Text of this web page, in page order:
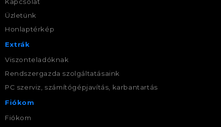
Üzletünk
Honlaptérkép
Extrák
Viszonteladóknak
Rendszergazda szolgáltatásaink
PC szerviz, számítógépjavítás, karbantartás
Fiókom
Fiókom